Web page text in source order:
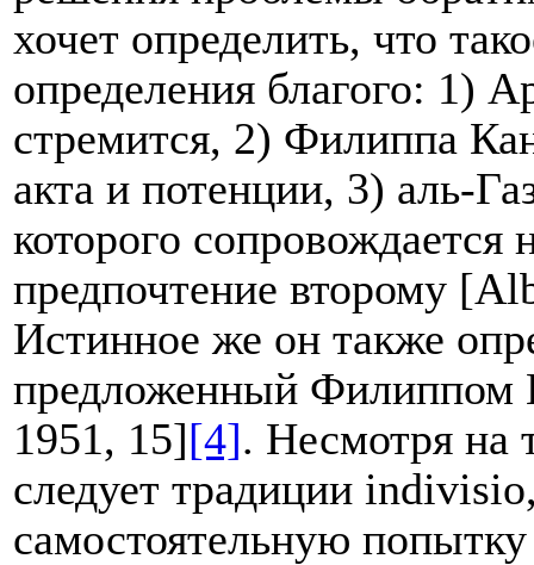
хочет определить, что
определения благого: 1)
стремится, 2) Филиппа
акта и потенции, 3) аль-
которого сопровождается
предпочтение второму [
Истинное же он также
предложенный Филиппом
1951, 15][4]. Несмотря на
следует традиции indivisio
самостоятельную